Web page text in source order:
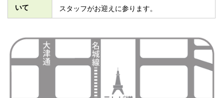
いて
スタッフがお迎えに参ります。